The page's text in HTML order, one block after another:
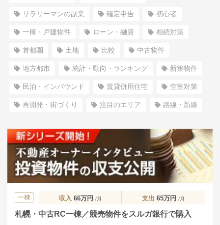
サラリーマンの副業 確定申告 初心者
一棟・戸建物件 ローン・融資 相続対策
首都圏 土地 比較 中古物件
地方都市 統計・動向・ランキング 新築物件
民泊・インバウンド 賃貸併用住宅 空室対策
再開発・街づくり 注目のエリア 路線・新線
一棟 収入 66万円 /月 支出 65万円 /月
札幌・中古RC一棟／競売物件をスルガ銀行で購入